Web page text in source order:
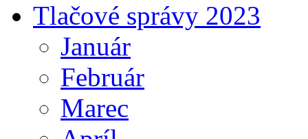
Tlačové správy 2023
Január
Február
Marec